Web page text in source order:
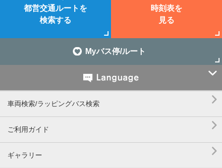
都営交通ルートを
検索する
時刻表を
見る
Myバス停/ルート

車両検索/ラッピングバス検索 
ご利用ガイド 
ギャラリー 